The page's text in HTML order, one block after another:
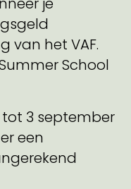
van het VAF.
School
3 september
een